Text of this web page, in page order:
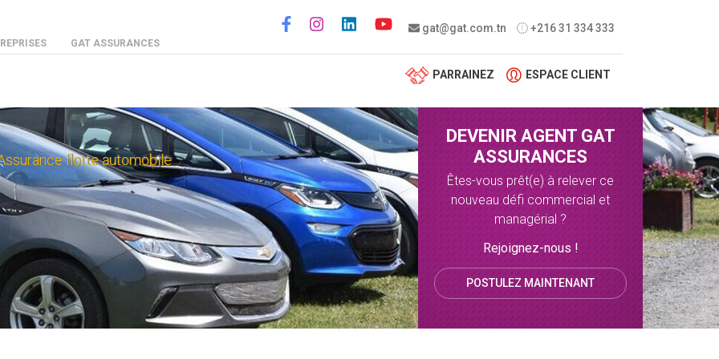
GAT ASSURANCES
gat@gat.com.tn +216 31 334 333
Social menu
PARRAINEZ ESPACE CLIENT
flotte automobile
DEVENIR AGENT GAT
ASSURANCES
Êtes-vous prêt(e) à relever ce
nouveau défi commercial et
managérial ?
Rejoignez-nous !
POSTULEZ MAINTENANT